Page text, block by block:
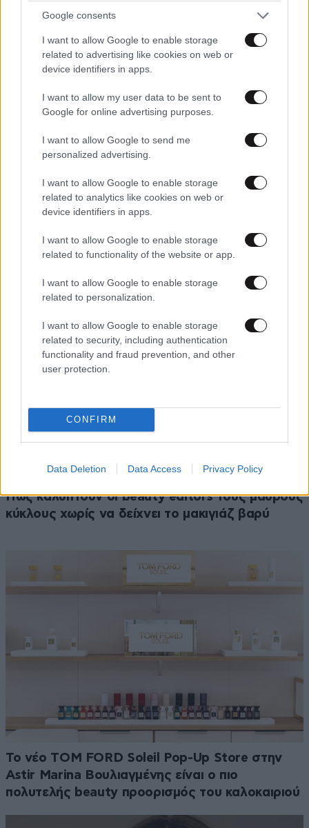
Google consents
I want to allow Google to enable storage
related to advertising like cookies on web or
device identifiers in apps.
I want to allow my user data to be sent to
Google for online advertising purposes.
I want to allow Google to send me
personalized advertising.
I want to allow Google to enable storage
related to analytics like cookies on web or
device identifiers in apps.
I want to allow Google to enable storage
related to functionality of the website or app.
I want to allow Google to enable storage
related to personalization.
I want to allow Google to enable storage
related to security, including authentication
functionality and fraud prevention, and other
user protection.
CONFIRM
Data Deletion Data Access Privacy Policy
Με αυτό το tinted moisturizer θα ξεχάσετε το
Πώς καλύπτουν οι beauty editors τους μαύρους
κύκλους χωρίς να δείχνει το μακιγιάζ βαρύ
Το νέο TOM FORD Soleil Pop-Up Store στην
Astir Marina Βουλιαγμένης είναι ο πιο
πολυτελής beauty προορισμός του καλοκαιριού